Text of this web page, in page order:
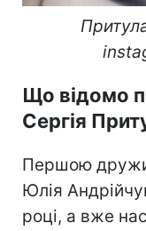
Що відомо
Сергія
Першою
Юлія
році, а вже